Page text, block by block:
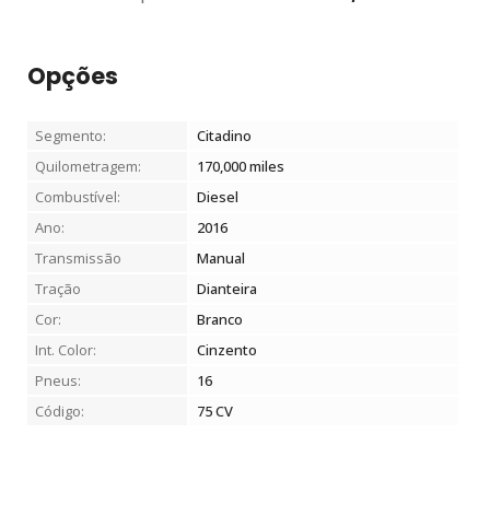
Opções
Segmento:
Citadino
Quilometragem:
170,000miles
Combustível:
Diesel
Ano:
2016
Transmissão
Manual
Tração
Dianteira
Cor:
Branco
Int. Color:
Cinzento
Pneus:
16
Código:
75 CV